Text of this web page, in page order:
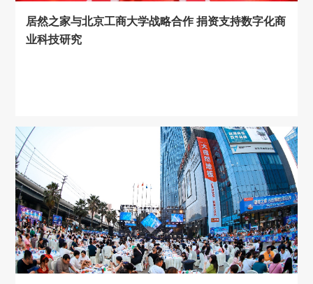
居然之家与北京工商大学战略合作 捐资支持数字化商
业科技研究